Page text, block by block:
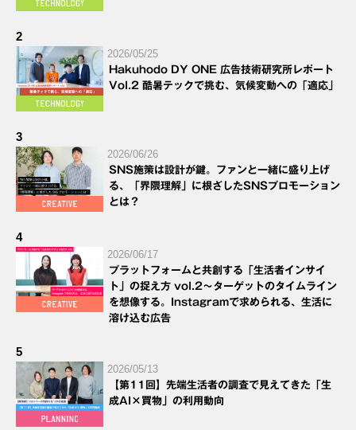
2
2026/05/25
Hakuhodo DY ONE 広告技術研究所レポート
Vol.2 酷暑テックで挑む、気候変動への「適応」
3
2026/06/26
SNS施策は設計が鍵。ファンと一緒に盛り上げ
る、「界隈理解」に根ざしたSNSプロモーション
とは？
4
2026/06/17
プラットフォームと共創する「生活者インサイ
ト」の捉え方 vol.2～ターゲットのタイムライン
を想像する。Instagramで求められる、生活に
溶け込む広告
5
2026/05/13
【第11回】先端生活者の調査で見えてきた「生
成AI×買物」の利用動向